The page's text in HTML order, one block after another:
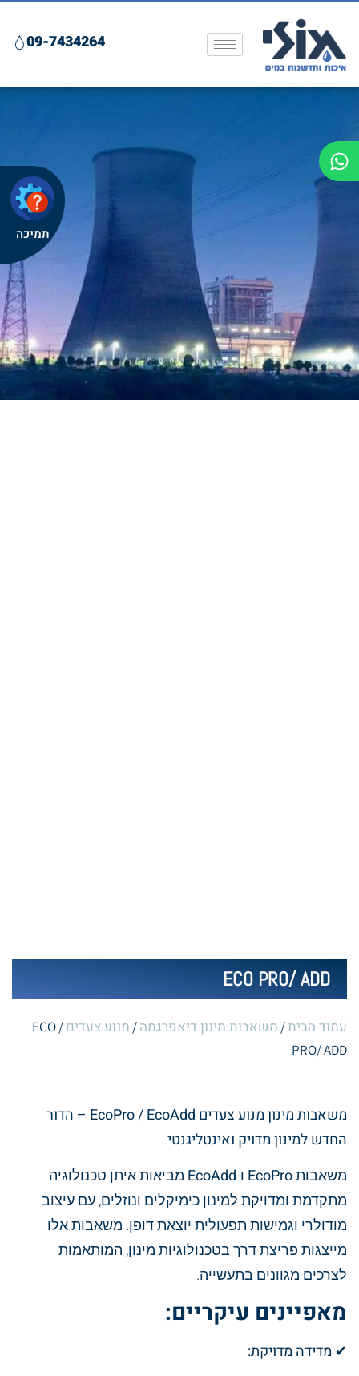
09-7434264
ECO PRO/ ADD
עמוד הבית/ משאבות מינון דיאפרגמה/ מנוע צעדים / ECO
PRO/ ADD
משאבות מינון מנוע צעדים EcoPro / EcoAdd – הדור
החדש למינון מדויק ואינטליגנטי
משאבותEcoPro ו-EcoAdd מביאות איתן טכנולוגיה
מתקדמת ומדויקת למינון כימיקלים ונוזלים, עם עיצוב
מודולרי וגמישות תפעולית יוצאת דופן. משאבות אלו
מייצגות פריצת דרך בטכנולוגיות מינון, המותאמות
לצרכים מגוונים בתעשייה.
מאפיינים עיקריים:
✔ מדידה מדויקת:
תמיכה